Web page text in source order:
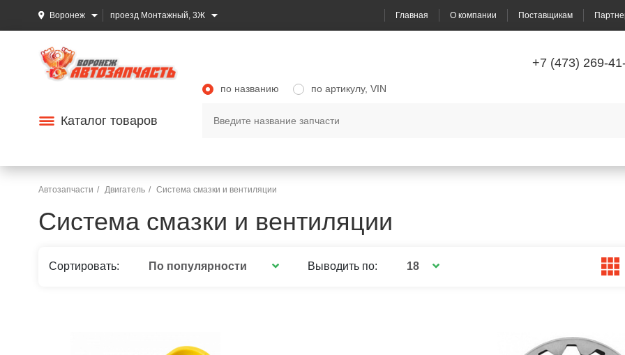
Воронеж проезд Монтажный, 3Ж Главная О компании Поставщикам
+7 (473) 269-
Каталог товаров
по названию по артикулу, VIN
Автозапчасти Двигатель Система смазки и вентиляции
Система смазки и вентиляции
Сортировать: По популярности Выводить по: 18